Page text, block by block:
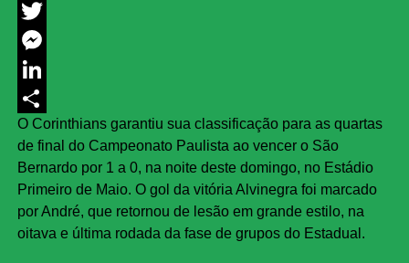
Facebook
Twitter
Messenger
LinkedIn
Share
O Corinthians garantiu sua classificação para as quartas
de final do Campeonato Paulista ao vencer o São
Bernardo por 1 a 0, na noite deste domingo, no Estádio
Primeiro de Maio. O gol da vitória Alvinegra foi marcado
por André, que retornou de lesão em grande estilo, na
oitava e última rodada da fase de grupos do Estadual.